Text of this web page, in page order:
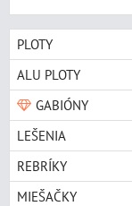
PLOTY
ALU PLOTY
GABIÓNY
LEŠENIA
REBRÍKY
MIEŠAČKY